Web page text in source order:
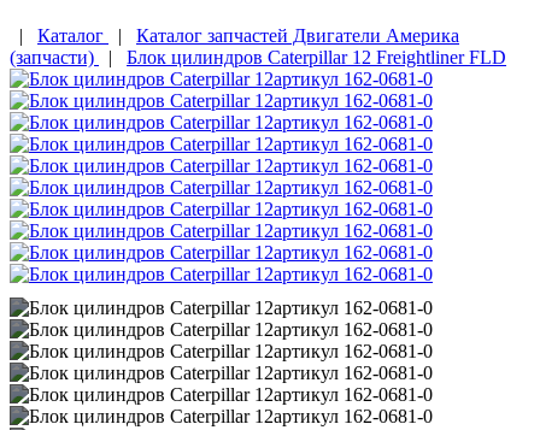
| Каталог | Каталог запчастей Двигатели Америка
(запчасти)
| Блок цилиндров Caterpillar 12 Freightliner FLD